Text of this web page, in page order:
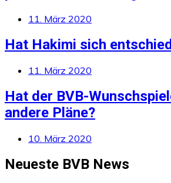
11. März 2020
Hat Hakimi sich
11. März 2020
Hat der BVB-
andere Pläne?
10. März 2020
Neueste BVB News